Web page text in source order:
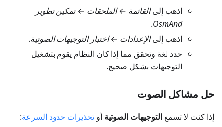
اذهب إلىالقائمة ← الملحقات ← تمكين تطوير
OsmAnd
.
اذهب إلىالإعدادات ← اختبار التوجيهات الصوتية.
حدد لغة وتحقق مما إذا كان النظام يقوم بتشغيل
التوجيهات بشكل صحيح.
حل مشاكل الصوت
إذا كنت لا تسمع التوجيهات الصوتية أو تحذيرات حدود السرعة: